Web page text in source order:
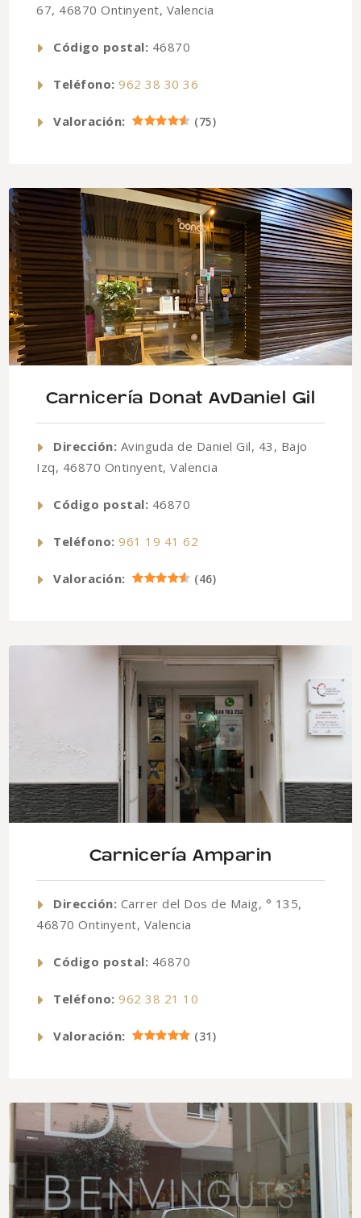
67, 46870 Ontinyent, Valencia
Código postal: 46870
Teléfono: 962 38 30 36
Valoración: (75)
Carnicería Donat AvDaniel Gil
Dirección: Avinguda de Daniel Gil, 43, Bajo
Izq, 46870 Ontinyent, Valencia
Código postal: 46870
Teléfono: 961 19 41 62
Valoración: (46)
Carnicería Amparin
Dirección: Carrer del Dos de Maig, ° 135,
46870 Ontinyent, Valencia
Código postal: 46870
Teléfono: 962 38 21 10
Valoración: (31)